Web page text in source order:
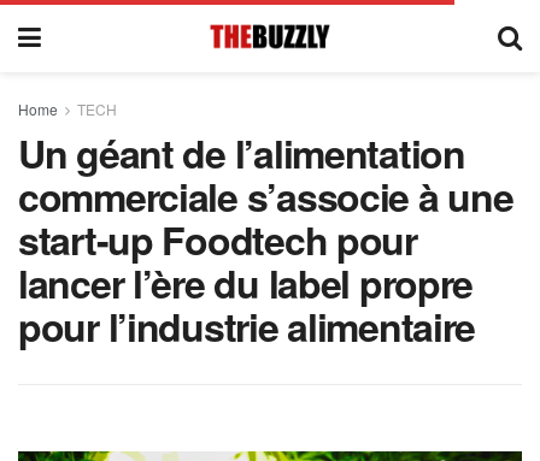
Home TECH
Un géant de l’alimentation
commerciale s’associe à une
start-up Foodtech pour
lancer l’ère du label propre
pour l’industrie alimentaire